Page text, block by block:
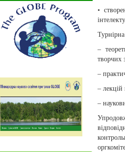
•
–
творчих
–
– лекцій
–